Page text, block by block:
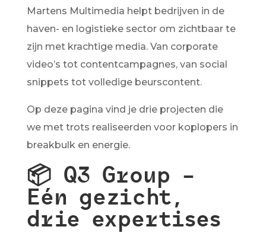
Martens Multimedia helpt bedrijven in de
haven- en logistieke sector om zichtbaar te
zijn met krachtige media. Van corporate
video’s tot contentcampagnes, van social
snippets tot volledige beurscontent.
Op deze pagina vind je drie projecten die
we met trots realiseerden voor koplopers in
breakbulk en energie.
📦 Q3 Group –
Eén gezicht,
drie expertises